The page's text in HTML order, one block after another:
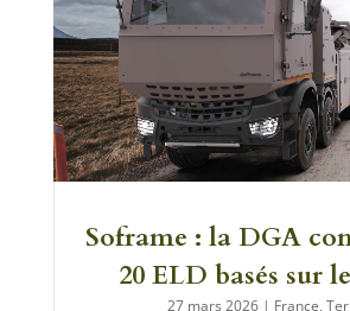
Soframe : la DGA
20 ELD basés sur
27 mars 2026 | France,